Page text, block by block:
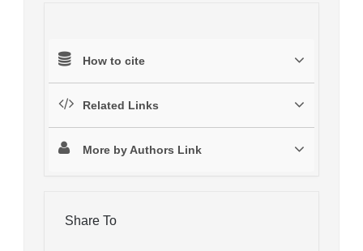
How to cite
Related Links
More by Authors Link
Share To